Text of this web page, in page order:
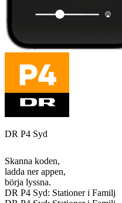
DR P4 Syd
Skanna koden,
ladda ner appen,
börja lyssna.
DR P4 Syd: Stationer i Familj